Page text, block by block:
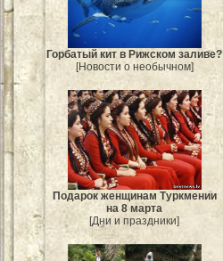
Горбатый кит в Рижском заливе?
[Новости о необычном]
Подарок женщинам Туркмении
на 8 марта
[Дни и праздники]